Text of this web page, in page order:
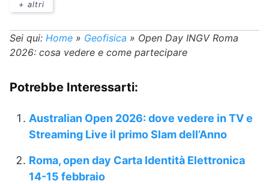
+ altri
Sei qui: Home » Geofisica » Open Day INGV Roma
2026: cosa vedere e come partecipare
Potrebbe Interessarti:
Australian Open 2026: dove vedere in TV e
Streaming Live il primo Slam dell’Anno
Roma, open day Carta Identità Elettronica
14-15 febbraio